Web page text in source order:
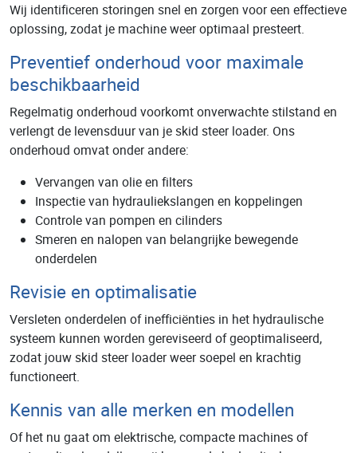
Wij identificeren storingen snel en zorgen voor een effectieve
oplossing, zodat je machine weer optimaal presteert.
Preventief onderhoud voor maximale
beschikbaarheid
Regelmatig onderhoud voorkomt onverwachte stilstand en
verlengt de levensduur van je skid steer loader. Ons
onderhoud omvat onder andere:
Vervangen van olie en filters
Inspectie van hydrauliekslangen en koppelingen
Controle van pompen en cilinders
Smeren en nalopen van belangrijke bewegende
onderdelen
Revisie en optimalisatie
Versleten onderdelen of inefficiënties in het hydraulische
systeem kunnen worden gereviseerd of geoptimaliseerd,
zodat jouw skid steer loader weer soepel en krachtig
functioneert.
Kennis van alle merken en modellen
Of het nu gaat om elektrische, compacte machines of